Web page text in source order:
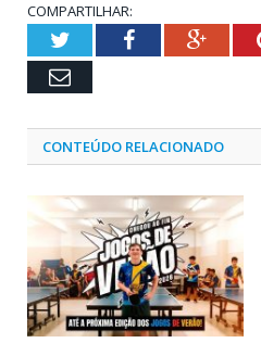
COMPARTILHAR:
TwitterFacebook
Email
CONTEÚDO RELACIONADO